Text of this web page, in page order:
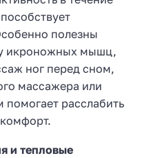
полезны
икроножных мышц,
ног перед сном,
массажера или
расслабить
и тепловые